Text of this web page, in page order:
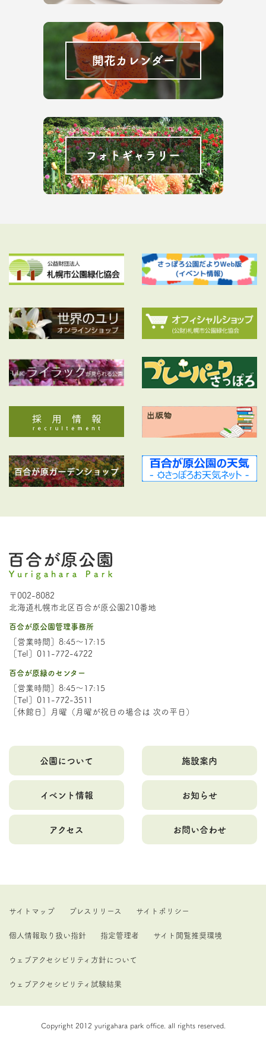
〒002-8082
北海道札幌市北区百合が原公園210番地
百合が原公園管理事務所
［営業時間］8:45～17:15
［Tel］011-772-4722
百合が原緑のセンター
［営業時間］8:45～17:15
［Tel］011-772-3511
［休館日］月曜（月曜が祝日の場合は 次の平日）
公園について 施設案内
イベント情報 お知らせ
アクセス お問い合わせ
サイトマップ プレスリリース サイトポリシー
個人情報取り扱い指針 指定管理者 サイト閲覧推奨環境
ウェブアクセシビリティ方針について
ウェブアクセシビリティ試験結果
Copyright 2012 yurigahara park office. all rights reserved.